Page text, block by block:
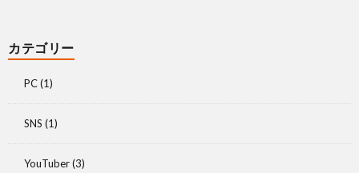
カテゴリー
PC(1)
SNS (1)
YouTuber(3)